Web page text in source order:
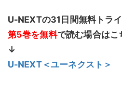
U-NEXTの31日間無料トラ
第5巻を無料で読む場合はこ
↓
U-NEXT＜ユーネクスト＞